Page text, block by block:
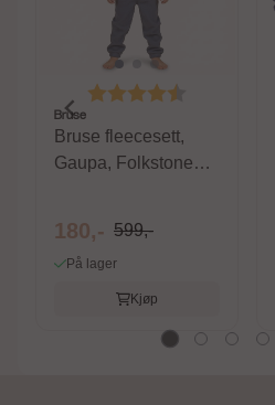
Karakter:
Bruse
Bruse fleecesett,
Gaupa, Folkstone
180,- 599,-
På lager
Kjøp